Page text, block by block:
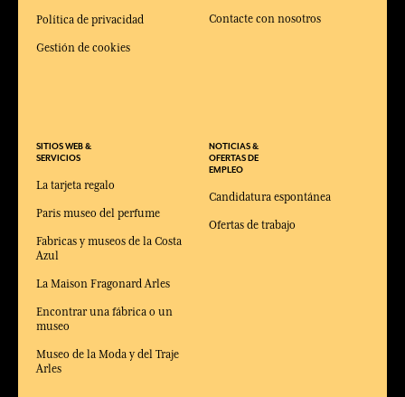
Política de privacidad
Gestión de cookies
SITIOS WEB &
SERVICIOS
La tarjeta regalo
Paris museo del perfume
Fabricas y museos de la Costa
Azul
La Maison Fragonard Arles
Encontrar una fábrica o un
museo
Museo de la Moda y del Traje
Arles
Contacte con nosotros
NOTICIAS &
OFERTAS DE
EMPLEO
Candidatura espontánea
Ofertas de trabajo